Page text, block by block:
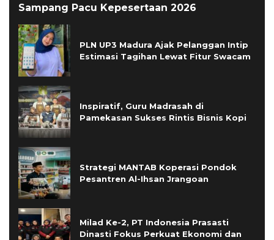
Sampang Pacu Kepesertaan 2026
PLN UP3 Madura Ajak Pelanggan Intip
Estimasi Tagihan Lewat Fitur Swacam
Inspiratif, Guru Madrasah di
Pamekasan Sukses Rintis Bisnis Kopi
Strategi MANTAB Koperasi Pondok
Pesantren Al-Ihsan Jrangoan
Milad Ke-2, PT Indonesia Prasasti
Dinasti Fokus Perkuat Ekonomi dan